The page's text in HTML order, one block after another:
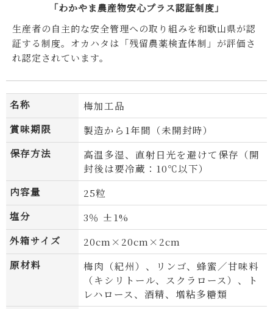
「わかやま農産物安心プラス認証制度」
生産者の自主的な安全管理への取り組みを和歌山県が認
証する制度。オカハタは「残留農薬検査体制」が評価さ
れ認定されています。
名称
梅加工品
賞味期限
製造から1年間（未開封時）
保存方法
高温多湿、直射日光を避けて保存（開
封後は要冷蔵：10℃以下）
内容量
25粒
塩分
3％ ±1%
外箱サイズ
20cm×20cm×2cm
原材料
梅肉（紀州）、リンゴ、蜂蜜／甘味料
（キシリトール、スクラロース）、ト
レハロース、酒精、増粘多糖類